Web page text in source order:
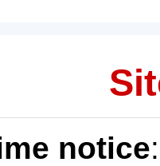
notice